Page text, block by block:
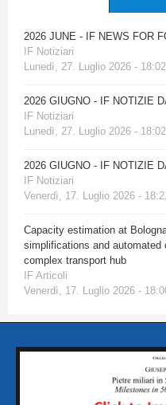
2026 JUNE - IF NEWS FOR
IF Notiziari
Lunedì, 27. Luglio 2026 - 18:02
2026 GIUGNO - IF NOTIZIE
IF Notiziari
Lunedì, 27. Luglio 2026 - 18:02
2026 GIUGNO - IF NOTIZIE
IF Notiziari
Venerdì, 17. Luglio 2026 -
Capacity estimation at
simplifications and automated
complex transport hub
IF Articoli
Venerdì, 17. Luglio 2026 -